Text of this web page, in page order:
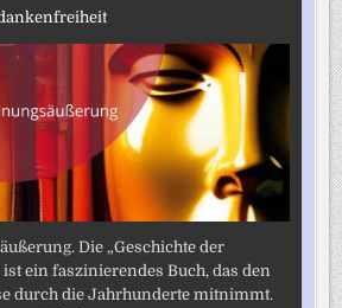
Die „Geschichte der
ein faszinierendes Buch, das den
durch die Jahrhunderte mitnimmt.